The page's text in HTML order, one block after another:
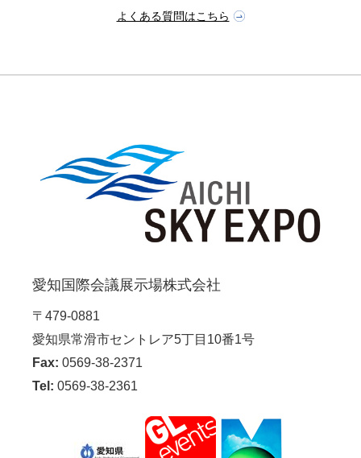
よくある質問はこちら
愛知国際会議展示場株式会社
〒479-0881
愛知県常滑市セントレア5丁目10番1号
Fax: 0569-38-2371
Tel: 0569-38-2361